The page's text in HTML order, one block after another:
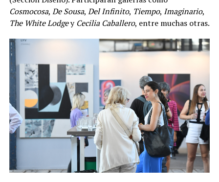
Cosmocosa, De Sousa, Del Infinito, Tiempo, Imaginario,
The White Lodgey Cecilia Caballero, entre muchas otras.